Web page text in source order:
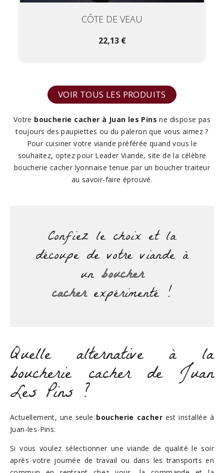
CÔTE DE VEAU
22,13 €
VOIR TOUS LES PRODUITS
Votre boucherie cacher à Juan les Pins ne dispose pas
toujours des paupiettes ou du paleron que vous aimez ?
Pour cuisiner votre viande préférée quand vous le
souhaitez, optez pour Leader Viande, site de la célèbre
boucherie cacher lyonnaise tenue par un boucher traiteur
au savoir-faire éprouvé.
Confiez le choix et la
découpe de votre viande à
un boucher
cacherexpérimenté !
Quelle alternative à la
boucherie cacher de Juan
Les Pins ?
Actuellement, une seule boucherie cacherest installée à
Juan-les-Pins.
Si vous voulez sélectionner une viande de qualité le soir
après votre journée de travail ou dans les transports en